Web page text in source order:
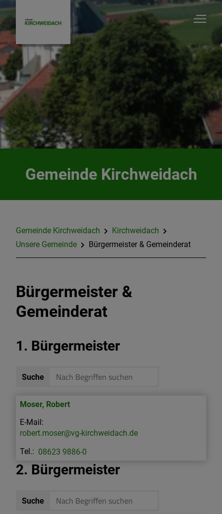
Kirchweidach
Startseite
Bauen & Gewerbe
Sturzflut- Risikomanagement
Fernwärme
Gemeinde Kirchweidach
Gemeinde Kirchweidach
Kirchweidach
Unsere Gemeinde
Bürgermeister & Gemeinderat
Bürgermeister &
Gemeinderat
1. Bürgermeister
Suche
Moser, Robert
robert.moser@vg-kirchweidach.de
08623 9886-0
2. Bürgermeister
Suche